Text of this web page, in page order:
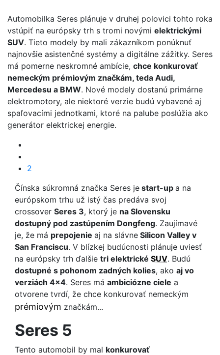
Automobilka Seres plánuje v druhej polovici tohto roka
vstúpiť na európsky trh s tromi novými elektrickými
SUV. Tieto modely by mali zákazníkom ponúknuť
najnovšie asistenčné systémy a digitálne zážitky. Seres
má pomerne neskromné ambície, chce konkurovať
nemeckým prémiovým značkám, teda Audi,
Mercedesu a BMW. Nové modely dostanú primárne
elektromotory, ale niektoré verzie budú vybavené aj
spaľovacími jednotkami, ktoré na palube poslúžia ako
generátor elektrickej energie.
2
Čínska súkromná značka Seres je start-up a na
európskom trhu už istý čas predáva svoj
crossover Seres 3, ktorý je na Slovensku
dostupný pod zastúpením Dongfeng. Zaujímavé
je, že má prepojenie aj na slávne Silicon Valley v
San Franciscu. V blízkej budúcnosti plánuje uviesť
na európsky trh ďalšie tri elektrické SUV. Budú
dostupné s pohonom zadných kolies, ako aj vo
verziách 4x4. Seres má ambiciózne ciele a
otvorene tvrdí, že chce konkurovať nemeckým
prémiovým značkám...
Seres 5
Tento automobil by mal konkurovať